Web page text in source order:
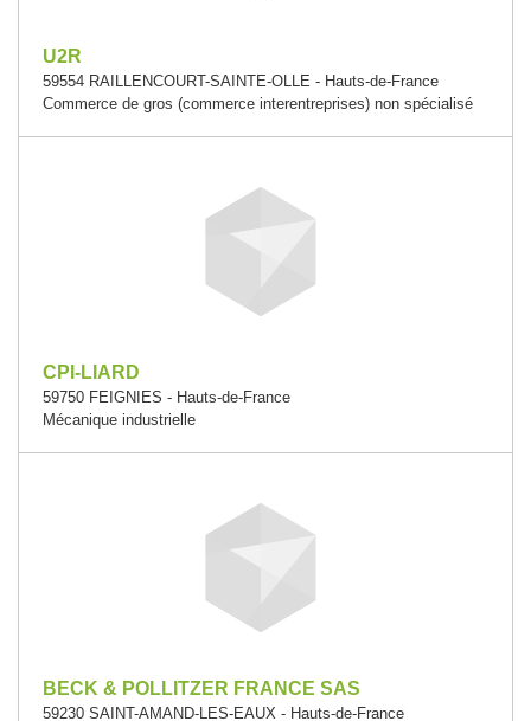
U2R
59554 RAILLENCOURT-SAINTE-OLLE - Hauts-de-France
Commerce de gros (commerce interentreprises) non spécialisé
CPI-LIARD
59750 FEIGNIES - Hauts-de-France
Mécanique industrielle
BECK & POLLITZER FRANCE SAS
59230 SAINT-AMAND-LES-EAUX - Hauts-de-France